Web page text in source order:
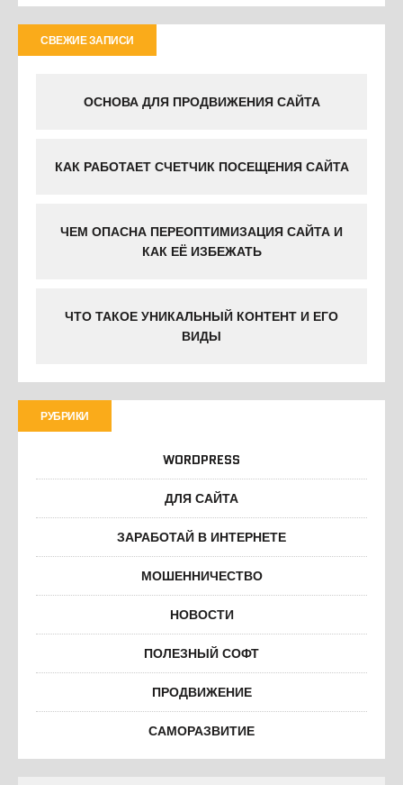
СВЕЖИЕ ЗАПИСИ
ОСНОВА ДЛЯ ПРОДВИЖЕНИЯ САЙТА
КАК РАБОТАЕТ СЧЕТЧИК ПОСЕЩЕНИЯ САЙТА
ЧЕМ ОПАСНА ПЕРЕОПТИМИЗАЦИЯ САЙТА И
КАК ЕЁ ИЗБЕЖАТЬ
ЧТО ТАКОЕ УНИКАЛЬНЫЙ КОНТЕНТ И ЕГО
ВИДЫ
РУБРИКИ
WORDPRESS
ДЛЯ САЙТА
ЗАРАБОТАЙ В ИНТЕРНЕТЕ
МОШЕННИЧЕСТВО
НОВОСТИ
ПОЛЕЗНЫЙ СОФТ
ПРОДВИЖЕНИЕ
САМОРАЗВИТИЕ